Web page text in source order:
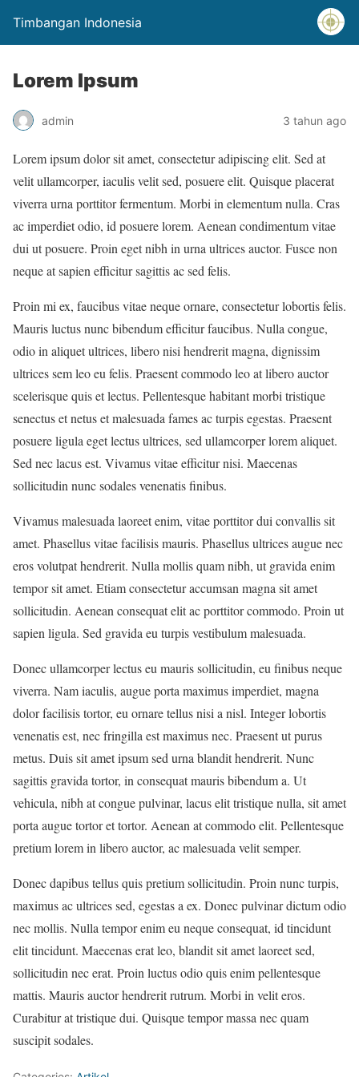
Timbangan Indonesia
Lorem Ipsum
admin 3 tahun ago
Lorem ipsum dolor sit amet, consectetur adipiscing elit. Sed at
velit ullamcorper, iaculis velit sed, posuere elit. Quisque placerat
viverra urna porttitor fermentum. Morbi in elementum nulla. Cras
ac imperdiet odio, id posuere lorem. Aenean condimentum vitae
dui ut posuere. Proin eget nibh in urna ultrices auctor. Fusce non
neque at sapien efficitur sagittis ac sed felis.
Proin mi ex, faucibus vitae neque ornare, consectetur lobortis felis.
Mauris luctus nunc bibendum efficitur faucibus. Nulla congue,
odio in aliquet ultrices, libero nisi hendrerit magna, dignissim
ultrices sem leo eu felis. Praesent commodo leo at libero auctor
scelerisque quis et lectus. Pellentesque habitant morbi tristique
senectus et netus et malesuada fames ac turpis egestas. Praesent
posuere ligula eget lectus ultrices, sed ullamcorper lorem aliquet.
Sed nec lacus est. Vivamus vitae efficitur nisi. Maecenas
sollicitudin nunc sodales venenatis finibus.
Vivamus malesuada laoreet enim, vitae porttitor dui convallis sit
amet. Phasellus vitae facilisis mauris. Phasellus ultrices augue nec
eros volutpat hendrerit. Nulla mollis quam nibh, ut gravida enim
tempor sit amet. Etiam consectetur accumsan magna sit amet
sollicitudin. Aenean consequat elit ac porttitor commodo. Proin ut
sapien ligula. Sed gravida eu turpis vestibulum malesuada.
Donec ullamcorper lectus eu mauris sollicitudin, eu finibus neque
viverra. Nam iaculis, augue porta maximus imperdiet, magna
dolor facilisis tortor, eu ornare tellus nisi a nisl. Integer lobortis
venenatis est, nec fringilla est maximus nec. Praesent ut purus
metus. Duis sit amet ipsum sed urna blandit hendrerit. Nunc
sagittis gravida tortor, in consequat mauris bibendum a. Ut
vehicula, nibh at congue pulvinar, lacus elit tristique nulla, sit amet
porta augue tortor et tortor. Aenean at commodo elit. Pellentesque
pretium lorem in libero auctor, ac malesuada velit semper.
Donec dapibus tellus quis pretium sollicitudin. Proin nunc turpis,
maximus ac ultrices sed, egestas a ex. Donec pulvinar dictum odio
nec mollis. Nulla tempor enim eu neque consequat, id tincidunt
elit tincidunt. Maecenas erat leo, blandit sit amet laoreet sed,
sollicitudin nec erat. Proin luctus odio quis enim pellentesque
mattis. Mauris auctor hendrerit rutrum. Morbi in velit eros.
Curabitur at tristique dui. Quisque tempor massa nec quam
suscipit sodales.